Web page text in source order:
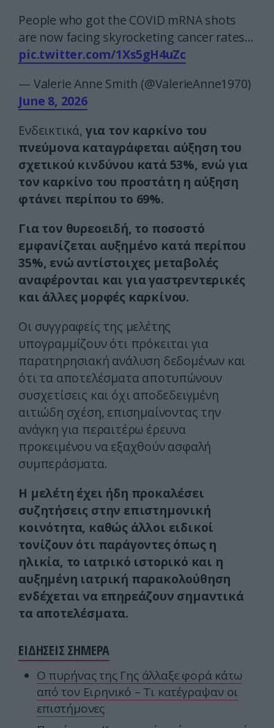
People who got the COVID mRNA shots
are now facing skyrocketing cancer rates…
pic.twitter.com/1Xs5gH4uZc
— Valerie Anne Smith (@ValerieAnne1970)
June 8, 2026
Ενδεικτικά, για τον καρκίνο του
πνεύμονα καταγράφεται αύξηση του
σχετικού κινδύνου κατά 53%, ενώ για
τον καρκίνο του προστάτη η αύξηση
φτάνει περίπου το 69%.
Για τον θυρεοειδή, το ποσοστό
εμφανίζεται αυξημένο κατά περίπου
35%, ενώ αντίστοιχες μεταβολές
αναφέρονται και για γαστρεντερικές
και άλλες μορφές καρκίνου.
Οι συγγραφείς της μελέτης
υπογραμμίζουν ότι πρόκειται για
παρατηρησιακή ανάλυση δεδομένων και
ότι τα αποτελέσματα αποτυπώνουν
συσχετίσεις και όχι αποδεδειγμένη
αιτιώδη σχέση, επισημαίνοντας την
ανάγκη για περαιτέρω έρευνα
προκειμένου να εξαχθούν ασφαλή
συμπεράσματα.
Η μελέτη έχει ήδη προκαλέσει
συζητήσεις στην επιστημονική
κοινότητα, καθώς άλλοι ειδικοί
τονίζουν ότι παράγοντες όπως η
ηλικία, το ιατρικό ιστορικό και η
αυξημένη ιατρική παρακολούθηση
ενδέχεται να επηρεάζουν σημαντικά
τα αποτελέσματα.
ΕΙΔΗΣΕΙΣ ΣΗΜΕΡΑ
Ο πυρήνας της Γης άλλαξε φορά κάτω
από τον Ειρηνικό – Τι κατέγραψαν οι
επιστήμονες